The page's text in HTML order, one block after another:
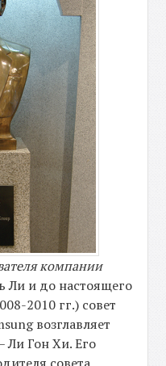
компании
Ли и до настоящего
2010 гг.) совет
возглавляет
Ли Гон Хи. Его